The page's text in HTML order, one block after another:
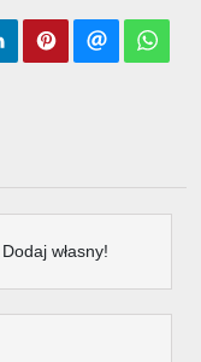
własny!